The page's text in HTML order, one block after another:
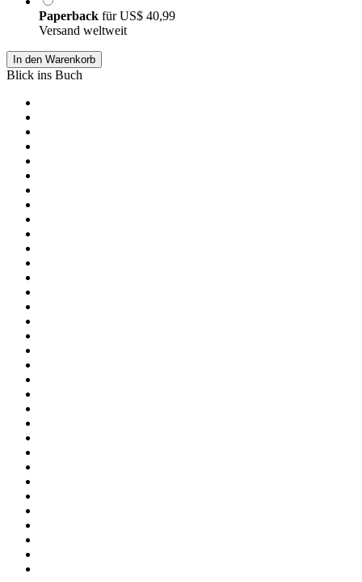
Paperback fürUS$ 40,99
Versand weltweit
In den Warenkorb
Blick ins Buch